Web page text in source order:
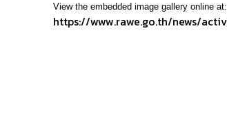
View the embedded image gallery online at:
https://www.rawe.go.th/news/